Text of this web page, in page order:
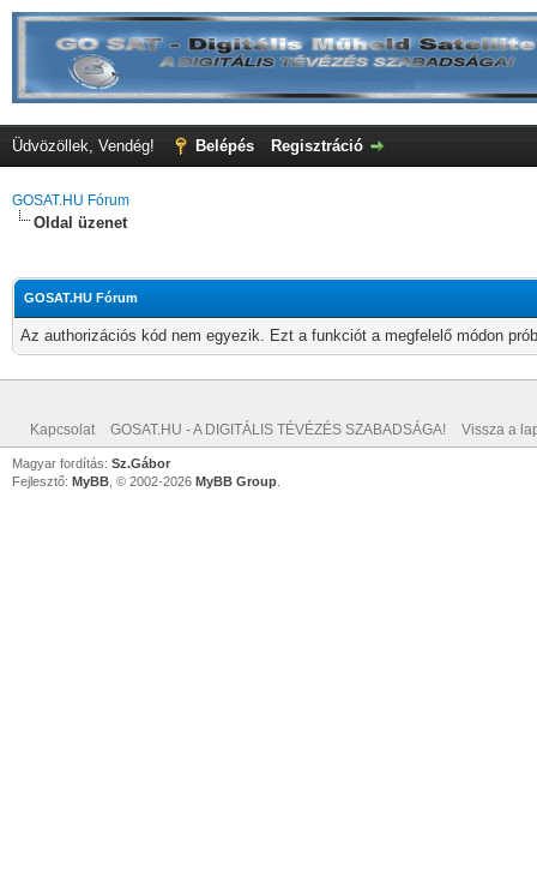
Üdvözöllek, Vendég! Belépés Regisztráció
GOSAT.HU Fórum
Oldal üzenet
GOSAT.HU Fórum
Az authorizációs kód nem egyezik. Ezt a funkciót a megfelelő módon
Kapcsolat GOSAT.HU - A DIGITÁLIS TÉVÉZÉS SZABADSÁGA! Vissza a
Magyar fordítás: Sz.Gábor
Fejlesztő: MyBB , © 2002-2026 MyBB Group